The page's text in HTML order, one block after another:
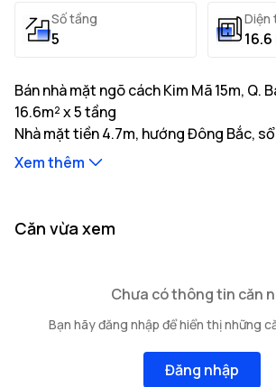
Số tầng
5
Diện
16.6
Bán nhà mặt ngõ cách Kim Mã 15m, Q.
16.6m² x 5 tầng
Nhà mặt tiền 4.7m, hướng Đông Bắc,
lý minh bạch, giá tốt. Liên hệ gặp ngay
tích xây dựng 120m²
Nhà mặt tiền 4.7m, hướng Đông Bắc,
Vị trí nhà nằm tại tuyến đường Kim Mã
học, bệnh viện và tiện ích xung quanh.
Xem thêm
Căn vừa xem
Chưa có thông tin căn
Bạn hãy đăng nhập để hiển thị những
Đăng nhập